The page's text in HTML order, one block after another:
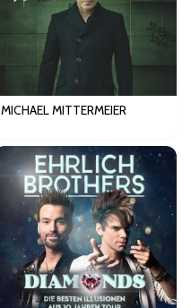
MICHAEL MITTERMEIER